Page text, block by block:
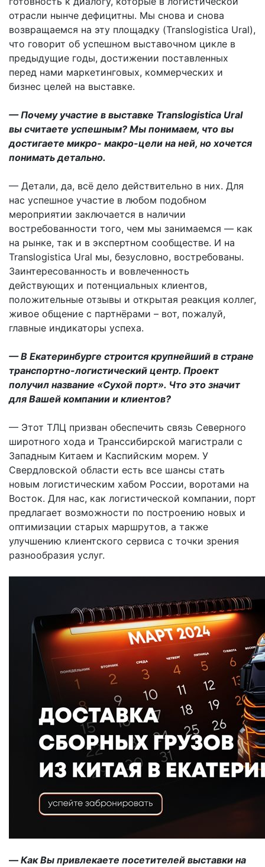
отрасли нынче дефицитны. Мы снова и снова
возвращаемся на эту площадку (Translogistica Ural),
что говорит об успешном выставочном цикле в
предыдущие годы, достижении поставленных
перед нами маркетинговых, коммерческих и
бизнес целей на выставке.
— Почему участие в выставке Translogistica Ural
вы считаете успешным? Мы понимаем, что вы
достигаете микро- макро-цели на ней, но хочется
понимать детально.
— Детали, да, всё дело действительно в них. Для
нас успешное участие в любом подобном
мероприятии заключается в наличии
востребованности того, чем мы занимаемся — как
на рынке, так и в экспертном сообществе. И на
Translogistica Ural мы, безусловно, востребованы.
Заинтересованность и вовлеченность
действующих и потенциальных клиентов,
положительные отзывы и открытая реакция коллег,
живое общение с партнёрами – вот, пожалуй,
главные индикаторы успеха.
— В Екатеринбурге строится крупнейший в стране
транспортно-логистический центр. Проект
получил название «Сухой порт». Что это значит
для Вашей компании и клиентов?
— Этот ТЛЦ призван обеспечить связь Северного
широтного хода и Транссибирской магистрали с
Западным Китаем и Каспийским морем. У
Свердловской области есть все шансы стать
новым логистическим хабом России, воротами на
Восток. Для нас, как логистической компании, порт
предлагает возможности по построению новых и
оптимизации старых маршрутов, а также
улучшению клиентского сервиса с точки зрения
разнообразия услуг.
— Как Вы привлекаете посетителей выставки на